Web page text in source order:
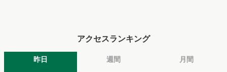
アクセスランキング
昨日 週間 月間